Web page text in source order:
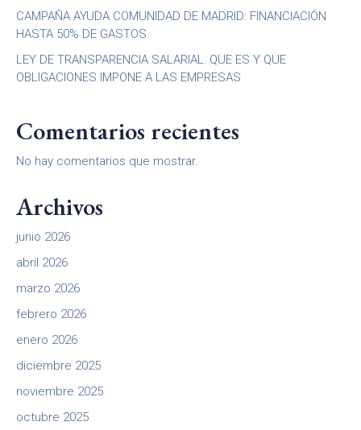
CAMPAÑA AYUDA COMUNIDAD DE MADRID: FINANCIACIÓN
HASTA 50% DE GASTOS.
LEY DE TRANSPARENCIA SALARIAL: QUE ES Y QUE
OBLIGACIONES IMPONE A LAS EMPRESAS
Comentarios recientes
No hay comentarios que mostrar.
Archivos
junio 2026
abril 2026
marzo 2026
febrero 2026
enero 2026
diciembre 2025
noviembre 2025
octubre 2025